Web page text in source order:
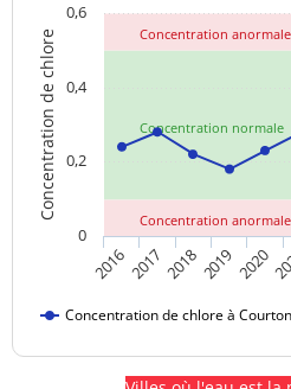
Concentration normale
Concentration anormale
Concentration anormale
Concentration de chlore
Concentration de chlore à
20162017 201820192020
0
0,2
0,4
0,6